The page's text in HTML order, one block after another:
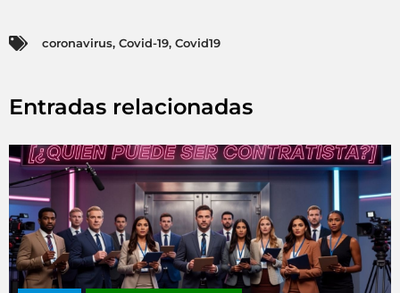
coronavirus, Covid-19, Covid19
Entradas relacionadas